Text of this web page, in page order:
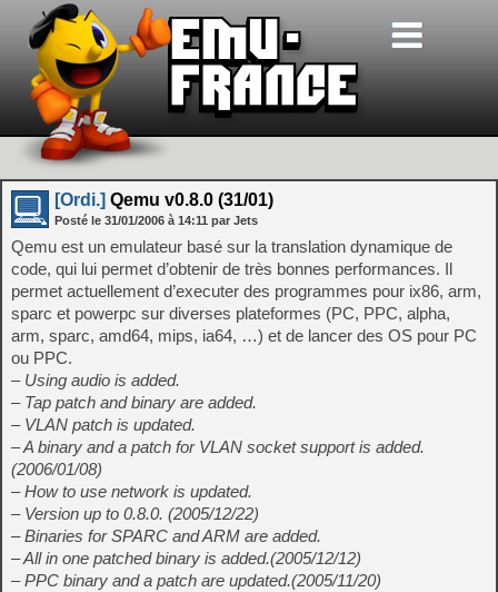
[Ordi.] Qemu v0.8.0 (31/01)
Posté le 31/01/2006 à 14:11 par Jets
Qemu est un emulateur basé sur la translation dynamique de
code, qui lui permet d’obtenir de très bonnes performances. Il
permet actuellement d’executer des programmes pour ix86, arm,
sparc et powerpc sur diverses plateformes (PC, PPC, alpha,
arm, sparc, amd64, mips, ia64, …) et de lancer des OS pour PC
ou PPC.
– Using audio is added.
– Tap patch and binary are added.
– VLAN patch is updated.
– A binary and a patch for VLAN socket support is added.
(2006/01/08)
– How to use network is updated.
– Version up to 0.8.0. (2005/12/22)
– Binaries for SPARC and ARM are added.
– All in one patched binary is added.(2005/12/12)
– PPC binary and a patch are updated.(2005/11/20)